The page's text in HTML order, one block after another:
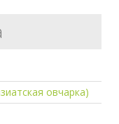
овчарка)